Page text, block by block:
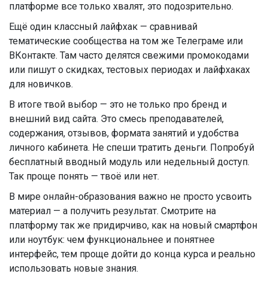
платформе все только хвалят, это подозрительно.
Ещё один классный лайфхак — сравнивай
тематические сообщества на том же Телеграме или
ВКонтакте. Там часто делятся свежими промокодами
или пишут о скидках, тестовых периодах и лайфхаках
для новичков.
В итоге твой выбор — это не только про бренд и
внешний вид сайта. Это смесь преподавателей,
содержания, отзывов, формата занятий и удобства
личного кабинета. Не спеши тратить деньги. Попробуй
бесплатный вводный модуль или недельный доступ.
Так проще понять — твоё или нет.
В мире онлайн-образования важно не просто усвоить
материал — а получить результат. Смотрите на
платформу так же придирчиво, как на новый смартфон
или ноутбук: чем функциональнее и понятнее
интерфейс, тем проще дойти до конца курса и реально
использовать новые знания.